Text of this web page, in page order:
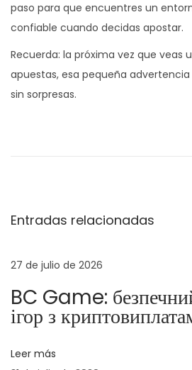
paso para que encuentres un
confiable cuando decidas apostar.
Recuerda: la próxima vez que veas
apuestas, esa pequeña
sin sorpresas.
v
g
a
c
d
a
t
e
i
i
a
e
s
u
Entradas relacionadas
27 de julio de 2026
BC Game:
ігор з
Leer más